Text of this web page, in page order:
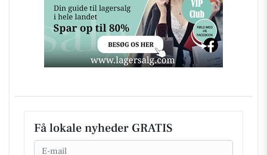
Få lokale nyheder GRATIS
Email